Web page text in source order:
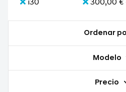
i30
300,00 €
Ordenar
Modelo
Precio